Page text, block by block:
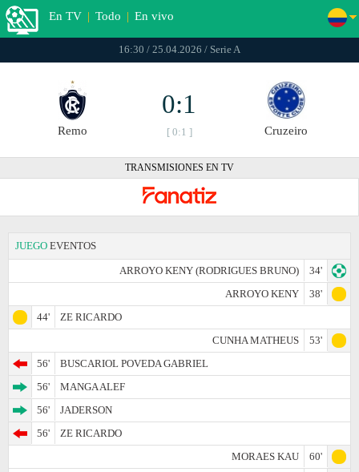
En TV | Todo | En vivo
16:30 / 25.04.2026 / Serie A
Remo
0:1
[ 0:1 ] Cruzeiro
TRANSMISIONES EN TV
JUEGO EVENTOS
ARROYO KENY (RODRIGUES BRUNO)
34'
ARROYO KENY
38'
44'
ZE RICARDO
CUNHA MATHEUS
53'
56'
BUSCARIOL POVEDA GABRIEL
56'
MANGA ALEF
56'
JADERSON
56'
ZE RICARDO
MORAES KAU
60'